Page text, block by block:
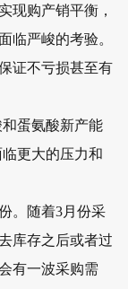
现购产销平衡，
临严峻的考验。
证不亏损甚至有
蛋氨酸新产能
更大的压力和
。随着3月份采
库存之后或者过
有一波采购需